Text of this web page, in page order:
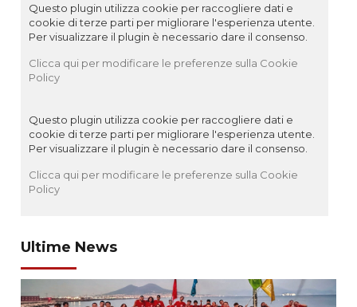
Questo plugin utilizza cookie per raccogliere dati e
cookie di terze parti per migliorare l'esperienza utente.
Per visualizzare il plugin è necessario dare il consenso.
Clicca qui per modificare le preferenze sulla Cookie
Policy
Questo plugin utilizza cookie per raccogliere dati e
cookie di terze parti per migliorare l'esperienza utente.
Per visualizzare il plugin è necessario dare il consenso.
Clicca qui per modificare le preferenze sulla Cookie
Policy
Ultime News